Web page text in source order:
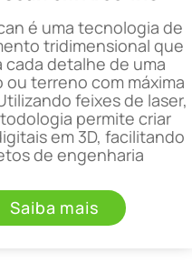
é uma tecnologia de
tridimensional que
cada detalhe de uma
ou terreno com máxima
feixes de laser,
permite criar
em 3D, facilitando
de engenharia
Saiba mais